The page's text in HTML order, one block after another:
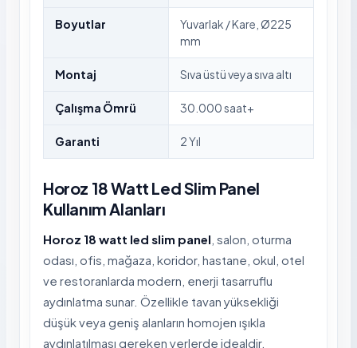
Boyutlar
Yuvarlak / Kare, Ø225
mm
Montaj Sıva üstü veya sıva altı
Çalışma Ömrü 30.000 saat+
Garanti 2 Yıl
Horoz 18 Watt Led Slim Panel
Kullanım Alanları
Horoz 18 watt led slim panel , salon, oturma
odası, ofis, mağaza, koridor, hastane, okul, otel
ve restoranlarda modern, enerji tasarruflu
aydınlatma sunar. Özellikle tavan yüksekliği
düşük veya geniş alanların homojen ışıkla
aydınlatılması gereken yerlerde idealdir.